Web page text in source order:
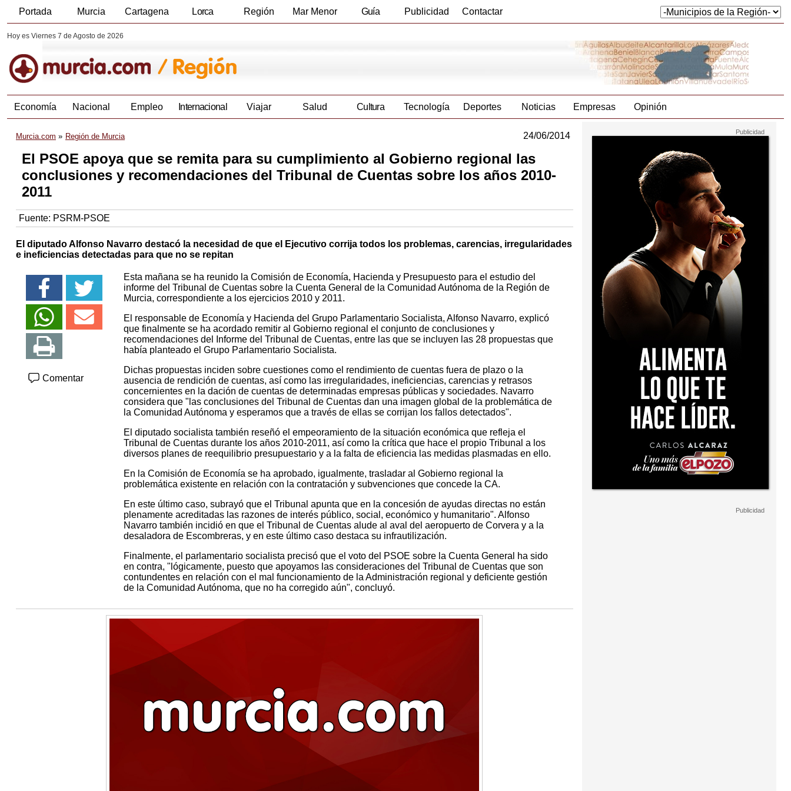
Portada Murcia Cartagena Lorca Región Mar Menor Guía Publicidad Contactar
Hoy es Viernes 7 de Agosto de 2026
Economía Nacional Empleo Internacional Viajar Salud Cultura Tecnología Deportes Noticias Empresas Opinión
Murcia.com Región de Murcia 24/06/2014
El PSOE apoya que se remita para su cumplimiento al Gobierno regional las
conclusiones y recomendaciones del Tribunal de Cuentas sobre los años 2010-
2011
Fuente: PSRM-PSOE
El diputado Alfonso Navarro destacó la necesidad de que el Ejecutivo corrija todos los problemas, carencias, irregularidades
e ineficiencias detectadas para que no se repitan
Comentar
Esta mañana se ha reunido la Comisión de Economía, Hacienda y Presupuesto para el estudio del
informe del Tribunal de Cuentas sobre la Cuenta General de la Comunidad Autónoma de la Región de
Murcia, correspondiente a los ejercicios 2010 y 2011.
El responsable de Economía y Hacienda del Grupo Parlamentario Socialista, Alfonso Navarro, explicó
que finalmente se ha acordado remitir al Gobierno regional el conjunto de conclusiones y
recomendaciones del Informe del Tribunal de Cuentas, entre las que se incluyen las 28 propuestas que
había planteado el Grupo Parlamentario Socialista.
Dichas propuestas inciden sobre cuestiones como el rendimiento de cuentas fuera de plazo o la
ausencia de rendición de cuentas, así como las irregularidades, ineficiencias, carencias y retrasos
concernientes en la dación de cuentas de determinadas empresas públicas y sociedades. Navarro
considera que "las conclusiones del Tribunal de Cuentas dan una imagen global de la problemática de
la Comunidad Autónoma y esperamos que a través de ellas se corrijan los fallos detectados".
El diputado socialista también reseñó el empeoramiento de la situación económica que refleja el
Tribunal de Cuentas durante los años 2010-2011, así como la crítica que hace el propio Tribunal a los
diversos planes de reequilibrio presupuestario y a la falta de eficiencia las medidas plasmadas en ello.
En la Comisión de Economía se ha aprobado, igualmente, trasladar al Gobierno regional la
problemática existente en relación con la contratación y subvenciones que concede la CA.
En este último caso, subrayó que el Tribunal apunta que en la concesión de ayudas directas no están
plenamente acreditadas las razones de interés público, social, económico y humanitario". Alfonso
Navarro también incidió en que el Tribunal de Cuentas alude al aval del aeropuerto de Corvera y a la
desaladora de Escombreras, y en este último caso destaca su infrautilización.
Finalmente, el parlamentario socialista precisó que el voto del PSOE sobre la Cuenta General ha sido
en contra, "lógicamente, puesto que apoyamos las consideraciones del Tribunal de Cuentas que son
contundentes en relación con el mal funcionamiento de la Administración regional y deficiente gestión
de la Comunidad Autónoma, que no ha corregido aún", concluyó.